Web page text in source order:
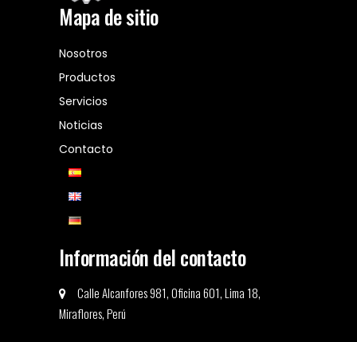
Mapa de sitio
Nosotros
Productos
Servicios
Noticias
Contacto
Información del contacto
Calle Alcanfores 981, Oficina 601, Lima 18,
Miraflores, Perú